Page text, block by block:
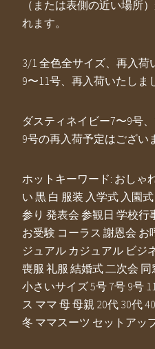
（または表側の近い場所
れます。
3/1 全色全サイズ、再入荷
9〜11号、再入荷いたしま
ダスティネイビー7〜9号
9号の再入荷予定はござい
ホットキーワード: おしゃ
い 黒 白 服装 入学式 入園
参り 発表会 参観日 学校行
お受験 コーラス 謝恩会 お
ジュアル カジュアル ビジ
喪服 礼服 結婚式 二次会
小さいサイズ 5号 7号 9号
ス ママ 母 母親 20代 30代
冬 ママスーツ セットアッ